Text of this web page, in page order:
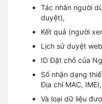
Tác nhân người
duyệt),
Kết quả (người
Lịch sử duyệt
ID Đặt chỗ của
Số nhận dạng
Địa chỉ MAC, IMEI,
Và loại dữ liệu